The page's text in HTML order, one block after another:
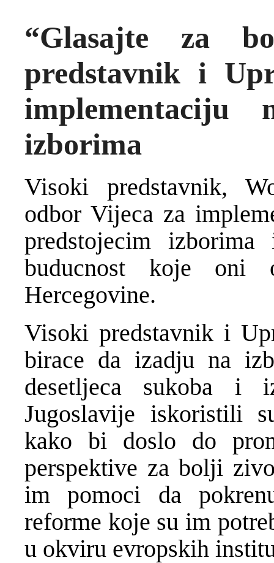
“Glasajte za
predstavnik i
implementaciju
izborima
Visoki predstavnik,
odbor Vijeca za
predstojecim
buducnost koje oni
Hercegovine.
Visoki predstavnik i
birace da izadju na
desetljeca sukoba i
Jugoslavije iskoristili
kako bi doslo do
perspektive za bolji
im pomoci da
reforme koje su im
u okviru evropskih